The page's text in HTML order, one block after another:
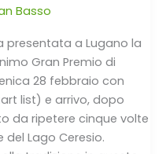
Basso
presentata a Lugano la
Gran Premio di
28 febbraio con
list) e arrivo, dopo
da ripetere cinque volte
del Lago Ceresio.